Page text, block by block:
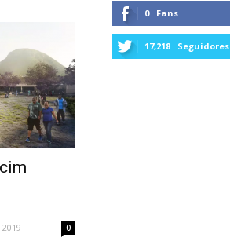
0
0 Fans
17,218 Seguidores